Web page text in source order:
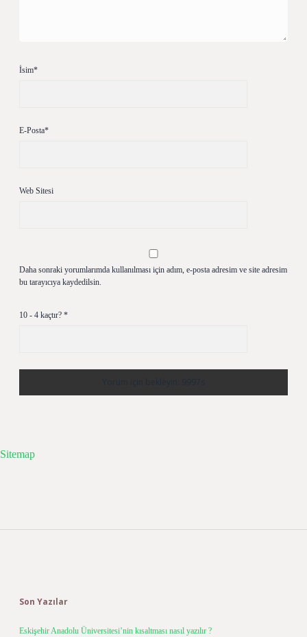
İsim*
E-Posta*
Web Sitesi
Daha sonraki yorumlarımda kullanılması için adım, e-posta adresim ve site adresim
bu tarayıcıya kaydedilsin.
10 - 4 kaçtır? *
Sitemap
Son Yazılar
Eskişehir Anadolu Üniversitesi’nin kısaltması nasıl yazılır ?